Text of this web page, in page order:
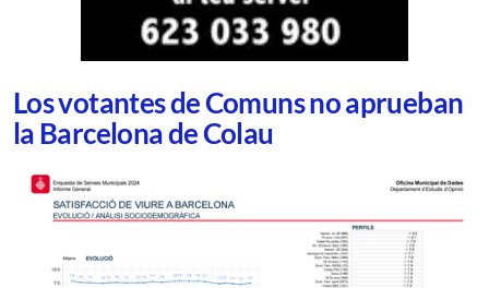
Los votantes de Comuns no aprueban
la Barcelona de Colau